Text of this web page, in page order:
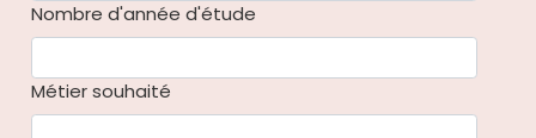
Nombre d'année d'étude
Métier souhaité